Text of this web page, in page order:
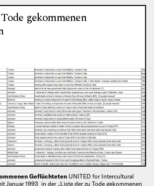
gekommenen
Geflüchteten UNITED for Intercultural
Januar 1993 in der „Liste der zu Tode gekommenen